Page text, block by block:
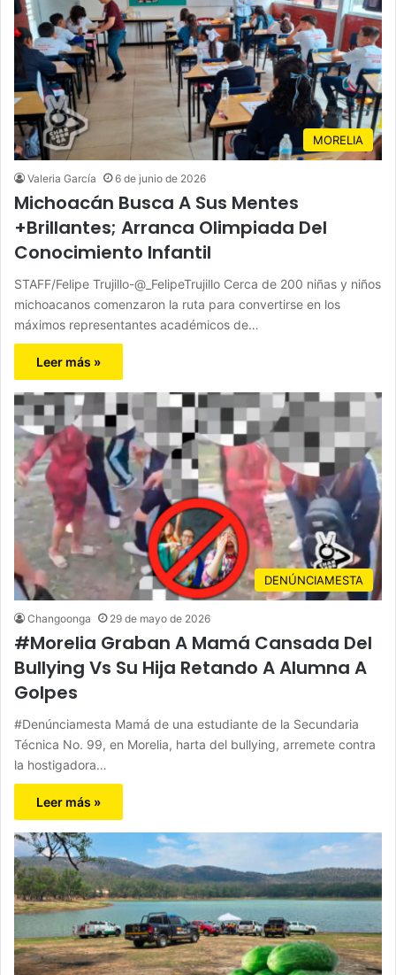
MORELIA
Valeria García 6 de junio de 2026
Michoacán Busca A Sus Mentes
+Brillantes; Arranca Olimpiada Del
Conocimiento Infantil
STAFF/Felipe Trujillo-@_FelipeTrujillo Cerca de 200 niñas y niños
michoacanos comenzaron la ruta para convertirse en los
máximos representantes académicos de…
Leer más »
DENÚNCIAMESTA
Changoonga 29 de mayo de 2026
#Morelia Graban A Mamá Cansada Del
Bullying Vs Su Hija Retando A Alumna A
Golpes
#Denúnciamesta Mamá de una estudiante de la Secundaria
Técnica No. 99, en Morelia, harta del bullying, arremete contra
la hostigadora…
Leer más »